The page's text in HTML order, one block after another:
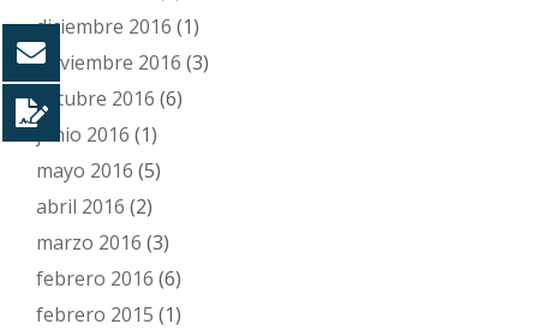
diciembre 2016 (1)
noviembre 2016 (3)
octubre 2016 (6)
junio 2016 (1)
mayo 2016 (5)
abril 2016 (2)
marzo 2016 (3)
febrero 2016 (6)
febrero 2015 (1)